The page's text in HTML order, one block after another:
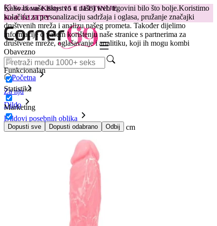
Kako bi vaše iskustvo u našoj web trgovini bilo što bolje.Koristimo
kolačiće za personalizaciju sadržaja i oglasa, pružanje značajki
društvenih mreža i analizu našeg prometa. Također dijelimo
informacije o vašem korištenju naše stranice s partnerima za
društvene mreže, oglašavanje i analitiku, koji ih mogu kombi
Obavezno
Funkcionalan
Statistika
Marketing
Dopusti sve Dopusti odabrano Odbij
😽Svakom Klitty: 15 € JEFTINIJE
Kod: KLITTY →
Početna
Za nju
Dildo
Dildovi posebnih oblika
Dildo Brandon koji svijetli u mraku, 19 cm